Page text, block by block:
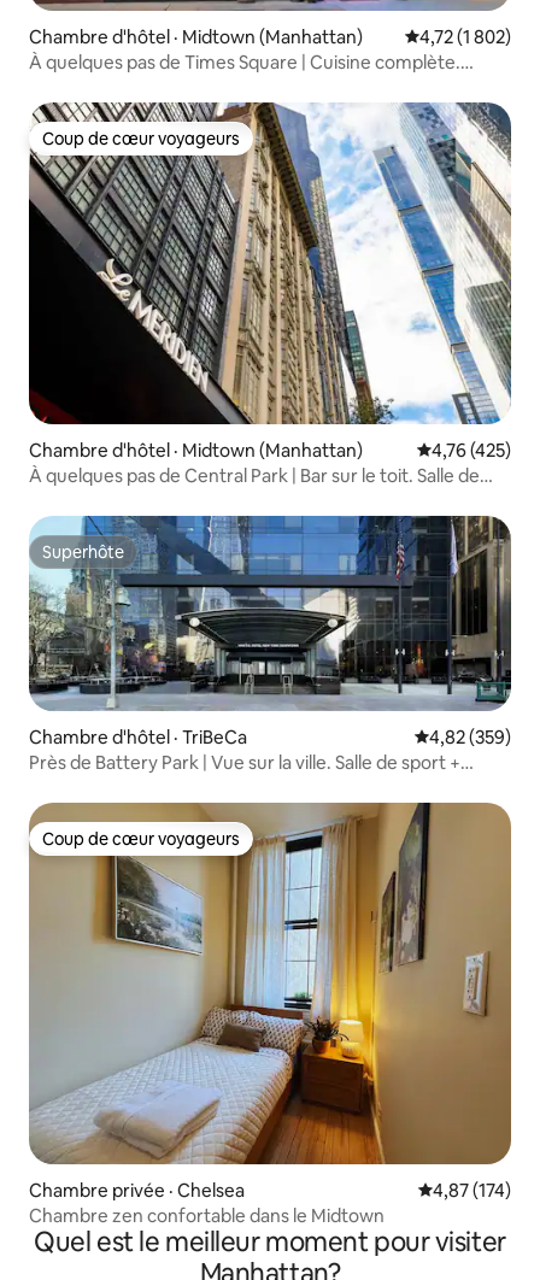
Chambre d'hôtel · Midtown (Manhattan) Note moyenne
4,72 (1 802)
À quelques pas de Times Square | Cuisine complète.
Coup de cœur voyageurs
Coup de cœur voyageurs
Chambre d'hôtel · Midtown (Manhattan) Note
4,76 (425)
À quelques pas de Central Park | Bar sur le toit. Salle de
Superhôte
Superhôte
Chambre d'hôtel · TriBeCa Note
4,82 (359)
Près de Battery Park | Vue sur la ville. Salle de sport +
Coup de cœur voyageurs
Coup de cœur voyageurs
Chambre privée · Chelsea Note
4,87 (174)
Chambre zen confortable dans le Midtown
Quel est le meilleur moment pour visiter